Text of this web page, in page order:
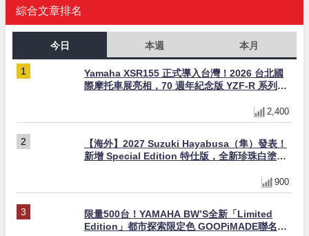
綜合文章排名
今日 本週 本月
Yamaha XSR155 正式導入台灣！2026 台北國
際摩托車展亮相，70 週年紀念版 YZF-R 系列限
2,400
【海外】2027 Suzuki Hayabusa（隼）發表！
新增 Special Edition 特仕版，全新珍珠白塗裝
900
限量500台！YAMAHA BW’S全新「Limited
Edition」都市探索限定色 GOOPiMADE聯名包